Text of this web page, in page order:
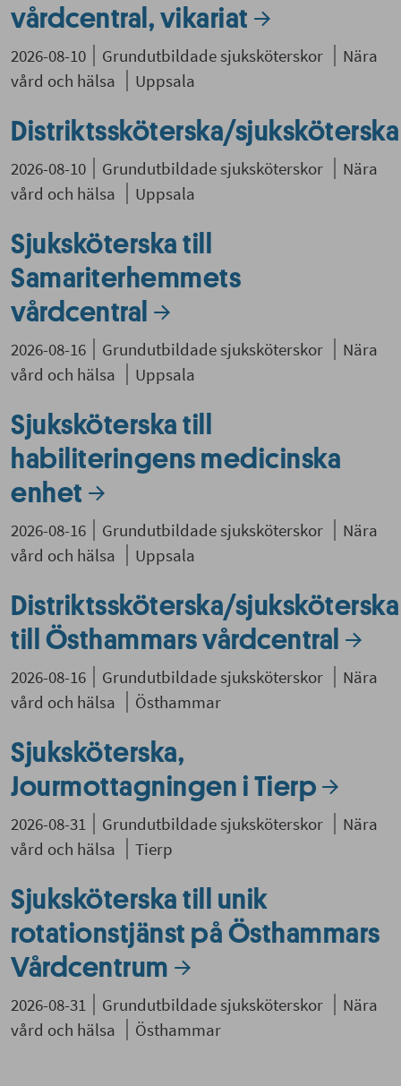
vårdcentral, vikariat
2026-08-10 Grundutbildade sjuksköterskor
Nära
vård och hälsa
Uppsala
Distriktssköterska/sjuksköterska
2026-08-10 Grundutbildade sjuksköterskor
Nära
vård och hälsa
Uppsala
Sjuksköterska till
Samariterhemmets
vårdcentral
2026-08-16 Grundutbildade sjuksköterskor
Nära
vård och hälsa
Uppsala
Sjuksköterska till
habiliteringens medicinska
enhet
2026-08-16 Grundutbildade sjuksköterskor
Nära
vård och hälsa
Uppsala
Distriktssköterska/sjuksköterska
till Östhammars vårdcentral
2026-08-16 Grundutbildade sjuksköterskor
Nära
vård och hälsa
Östhammar
Sjuksköterska,
Jourmottagningen i Tierp
2026-08-31 Grundutbildade sjuksköterskor
Nära
vård och hälsa
Tierp
Sjuksköterska till unik
rotationstjänst på Östhammars
Vårdcentrum
2026-08-31 Grundutbildade sjuksköterskor
Nära
vård och hälsa
Östhammar